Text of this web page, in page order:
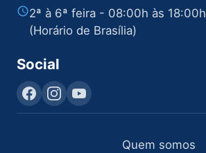
2ª à 6ª feira - 08:00h às 18:00h
(Horário de Brasília)
Social
Quem somos